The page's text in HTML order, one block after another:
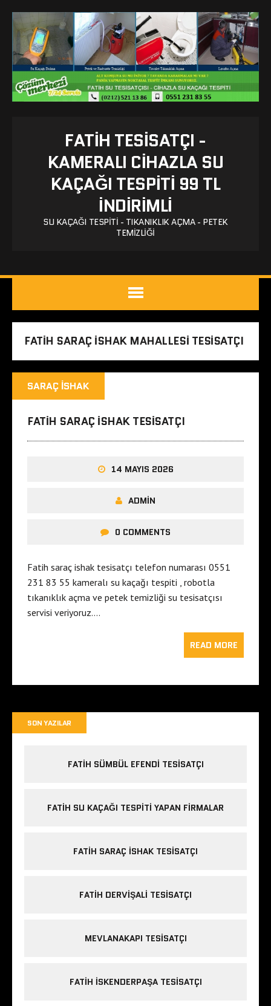
FATIH TESISATÇI -
KAMERALI CIHAZLA SU
KAÇAĞI TESPITI 99 TL
İNDİRİMLİ
SU KAÇAĞI TESPITI - TIKANIKLIK AÇMA - PETEK
TEMIZLIĞI
FATIH SARAÇ ISHAK MAHALLESI TESISATÇI
SARAÇ ISHAK
FATIH SARAÇ ISHAK TESISATÇI
14 MAYIS 2026
ADMIN
0 COMMENTS
Fatih saraç ishak tesisatçı telefon numarası 0551
231 83 55 kameralı su kaçağı tespiti , robotla
tıkanıklık açma ve petek temizliği su tesisatçısı
servisi veriyoruz….
READ MORE
SON YAZILAR
FATIH SÜMBÜL EFENDI TESISATÇI
FATIH SU KAÇAĞI TESPITI YAPAN FIRMALAR
FATIH SARAÇ ISHAK TESISATÇI
FATIH DERVIŞALI TESISATÇI
MEVLANAKAPI TESISATÇI
FATIH ISKENDERPAŞA TESISATÇI